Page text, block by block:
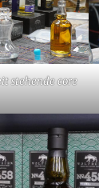
stehende core